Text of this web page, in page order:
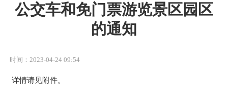
公交车和免门票游览景区园区
的通知
时间：2023-04-24 09:54
详情请见附件。